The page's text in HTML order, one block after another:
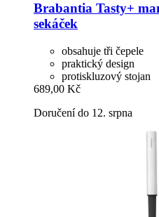
Brabantia Tasty+
sekáček
obsahuje tři čepele
praktický design
protiskluzový stojan
689,00 Kč
Doručení do 12. srpna